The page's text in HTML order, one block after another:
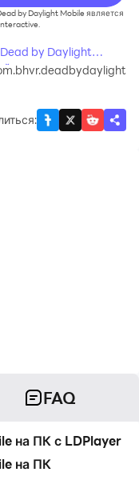
by Daylight Mobile является
by Daylight
компьютер
:
FAQ
на ПК с LDPlayer
на ПК